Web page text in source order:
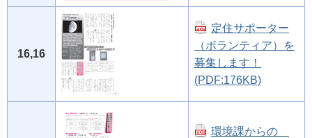
16,16
定住サポーター
（ボランティア）を
募集します！
(PDF:176KB)
環境課からの